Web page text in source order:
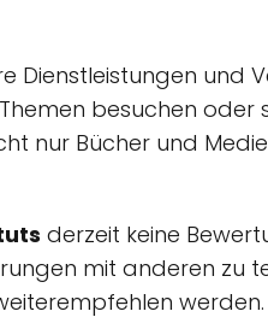
Dienstleistungen und
besuchen
nur Bücher und
derzeit keine
mit anderen zu
werden.